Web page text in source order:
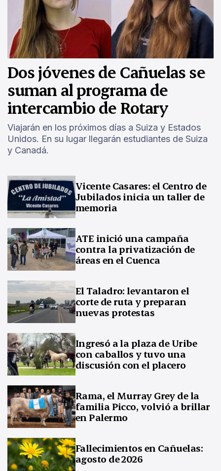
Dos jóvenes de Cañuelas se
suman al programa de
intercambio de Rotary
Viajarán en los próximos días a Suiza y Estados
Unidos. En su lugar llegarán estudiantes de Suiza
y Canadá.
Vicente Casares: el Centro de
Jubilados inicia un taller de
memoria
ATE inició una campaña
contra la privatización de
áreas en el Cuenca
El Taladro: levantaron el
corte de ruta y preparan
nuevas protestas
Ingresó a la plaza de Uribe
con caballos y tuvo una
discusión con el placero
Rama, el Murray Grey de la
familia Picco, volvió a brillar
en Palermo
Fallecimientos en Cañuelas:
agosto de 2026